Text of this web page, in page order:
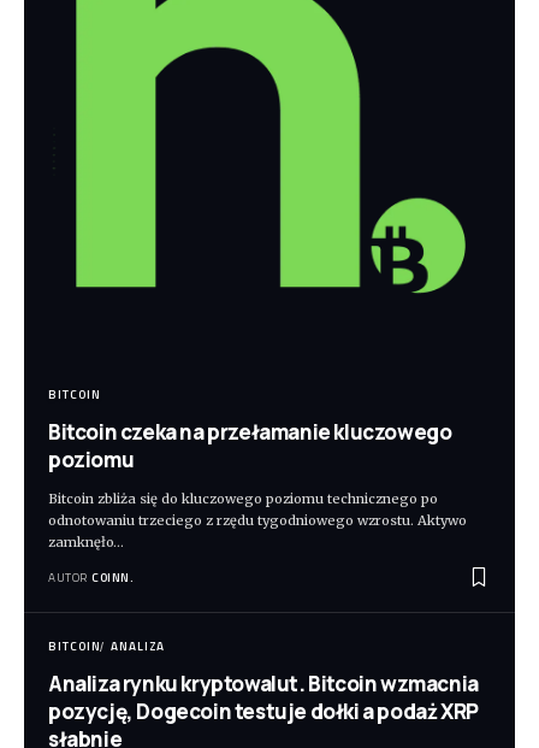
BITCOIN
Bitcoin czeka na przełamanie kluczowego
poziomu
Bitcoin zbliża się do kluczowego poziomu technicznego po
odnotowaniu trzeciego z rzędu tygodniowego wzrostu. Aktywo
zamknęło…
AUTOR COINN.
BITCOIN ANALIZA
Analiza rynku kryptowalut. Bitcoin wzmacnia
pozycję, Dogecoin testuje dołki a podaż XRP
słabnie